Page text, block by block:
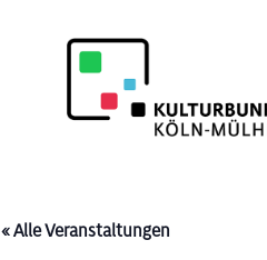
« Alle Veranstaltungen